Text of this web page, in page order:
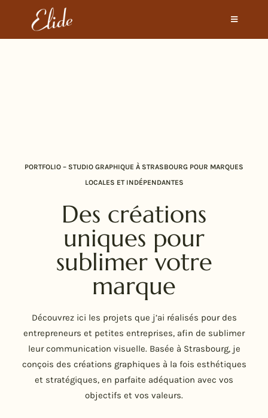
PORTFOLIO – STUDIO GRAPHIQUE À STRASBOURG POUR MARQUES
LOCALES ET INDÉPENDANTES
Des créations
uniques pour
sublimer votre
marque
Découvrez ici les projets que j’ai réalisés pour des
entrepreneurs et petites entreprises, afin de sublimer
leur communication visuelle. Basée à Strasbourg, je
conçois des créations graphiques à la fois esthétiques
et stratégiques, en parfaite adéquation avec vos
objectifs et vos valeurs.